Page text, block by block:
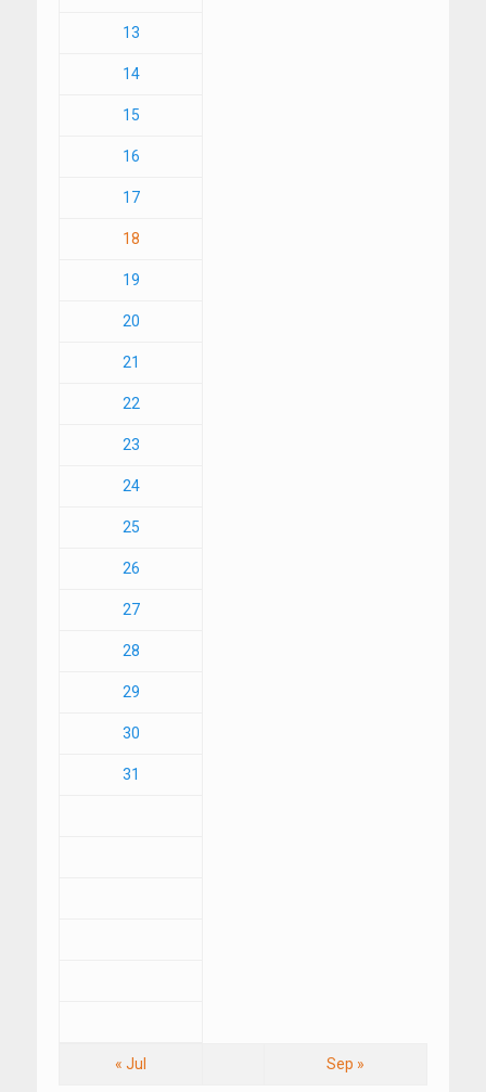
13
14
15
16
17
18
19
20
21
22
23
24
25
26
27
28
29
30
31
« Jul Sep »